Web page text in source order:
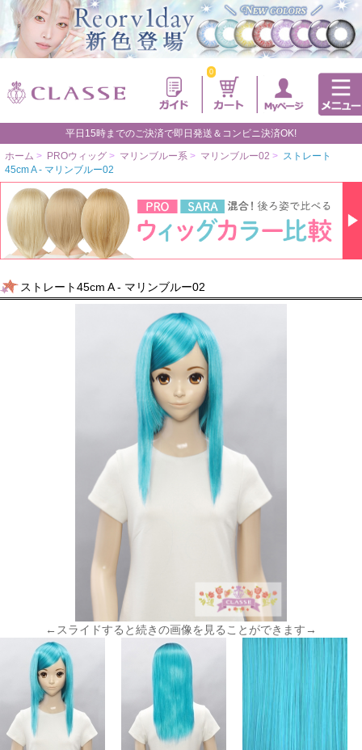
0
平日15時までのご決済で即日発送＆コンビニ決済OK!
ホーム > PROウィッグ > マリンブルー系 > マリンブルー02 > ストレート
45cm A - マリンブルー02
ストレート45cm A - マリンブルー02
←スライドすると続きの画像を見ることができます→